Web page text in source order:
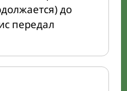
до
передал